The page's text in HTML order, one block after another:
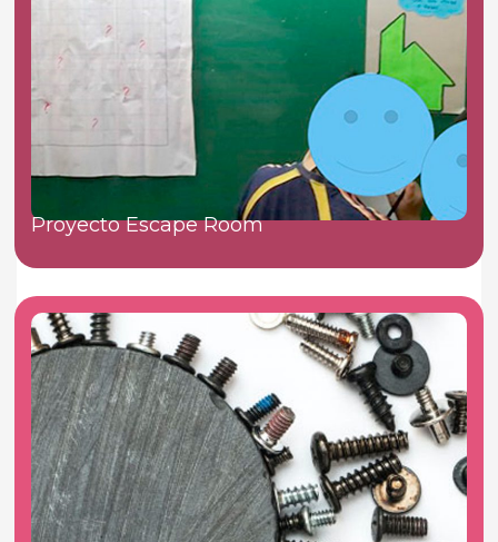
Proyecto Escape Room